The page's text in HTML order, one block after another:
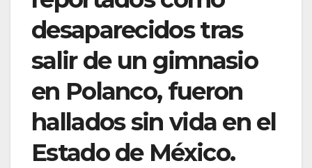
desaparecidos tras
salir de un gimnasio
en Polanco, fueron
hallados sin vida en el
Estado de México.